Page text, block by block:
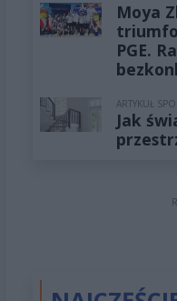
Moya
PGE.
ARTYKUŁ
Jak